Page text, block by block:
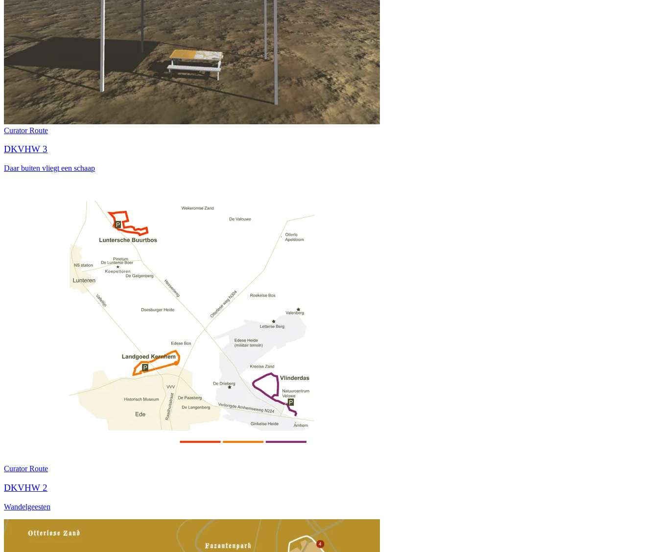
CuratorRoute
DKVHW 3
Daar buiten vliegt een schaap
CuratorRoute
DKVHW 2
Wandelgeesten